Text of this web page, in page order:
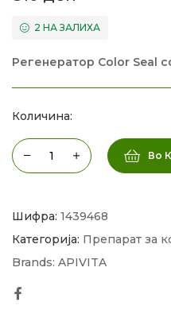
2 НА ЗАЛИХА
Регенератор Color Seal
Количина:
Во
Шифра: 1439468
Категорија: Препарат за
Brands: APIVITA